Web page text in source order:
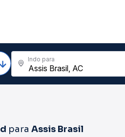
Indo para
para Assis Brasil